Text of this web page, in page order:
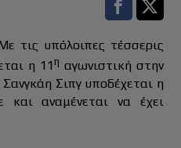
Facebook
τις υπόλοιπες τέσσερις
η 11 η αγωνιστική στην
Σιπγ υποδέχεται η
και αναμένεται να έχει